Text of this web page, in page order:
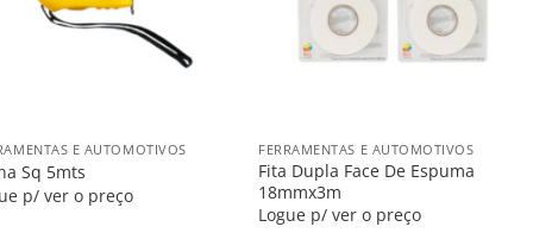
E AUTOMOTIVOS
Sq 5mts
p/ ver o preço
FERRAMENTAS E AUTOMOTIVOS
Fita Dupla Face De Espuma
18mmx3m
Logue p/ ver o preço